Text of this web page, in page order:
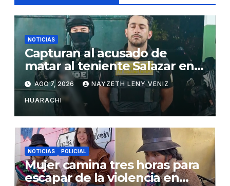
NOTICIAS
Capturan al acusado de
matar al teniente Salazar en
San Matías
AGO 7, 2026 NAYZETH LENY VENIZ
HUARACHI
NOTICIAS POLICIAL
Mujer camina tres horas para
escapar de la violencia en